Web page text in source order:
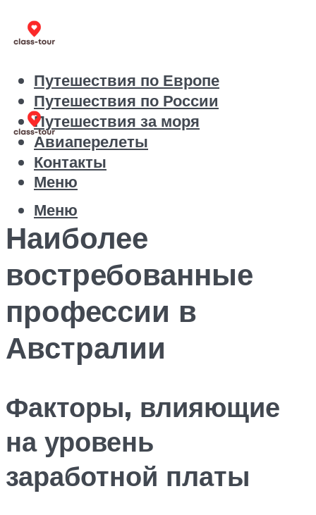
Путешествия по Европе
Путешествия по России
Путешествия за моря
Авиаперелеты
Контакты
Меню
Меню
Наиболее
востребованные
профессии в
Австралии
Факторы, влияющие
на уровень
заработной платы